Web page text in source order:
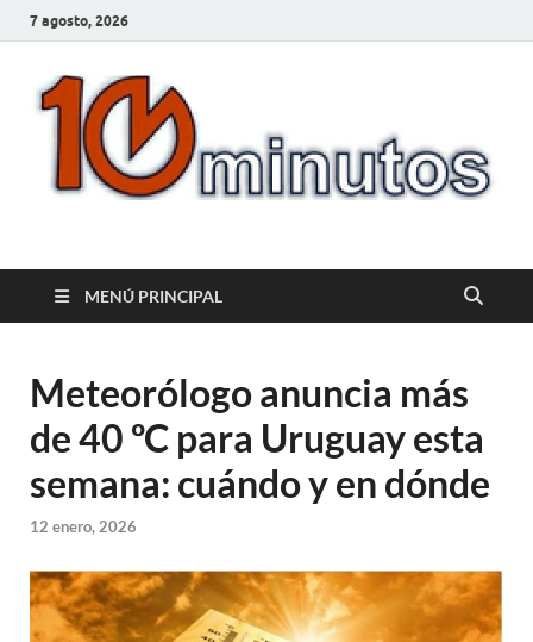
7 agosto, 2026
10minutos.com.uy
MENÚ PRINCIPAL
Meteorólogo anuncia más
de 40 ºC para Uruguay esta
semana: cuándo y en dónde
12 enero, 2026